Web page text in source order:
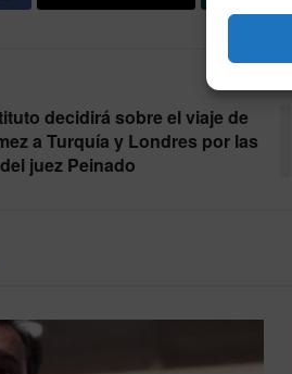
decidirá sobre el viaje de
a Turquía y Londres por las
juez Peinado